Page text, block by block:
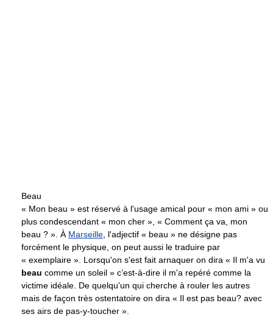
Beau
« Mon beau » est réservé à l'usage amical pour « mon ami » ou
plus condescendant « mon cher », « Comment ça va, mon
beau ? ». À Marseille, l'adjectif « beau » ne désigne pas
forcément le physique, on peut aussi le traduire par
« exemplaire ». Lorsqu'on s'est fait arnaquer on dira « Il m'a vu
beau comme un soleil » c’est-à-dire il m'a repéré comme la
victime idéale. De quelqu'un qui cherche à rouler les autres
mais de façon très ostentatoire on dira « Il est pas beau? avec
ses airs de pas-y-toucher ».